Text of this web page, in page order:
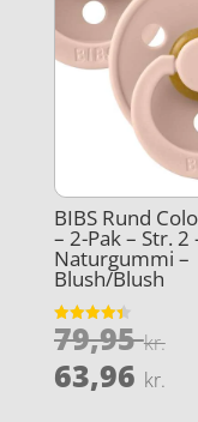
BIBS Rund
– 2-Pak – Str. 2
Naturgummi –
Blush/Blush
Vurderet
4.4
79,95kr.
63,96 kr.